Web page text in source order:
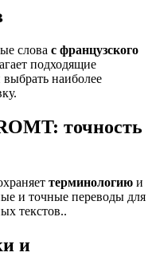
слова с французского
подходящие
наиболее
точность
терминологию и
и точные переводы для
текстов..
и